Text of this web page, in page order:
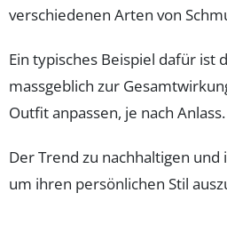
verschiedenen Arten von
Ein typisches Beispiel dafür
massgeblich zur
Outfit anpassen, je nach Anlass.
Der Trend zu nachhaltigen
um ihren persönlichen Stil